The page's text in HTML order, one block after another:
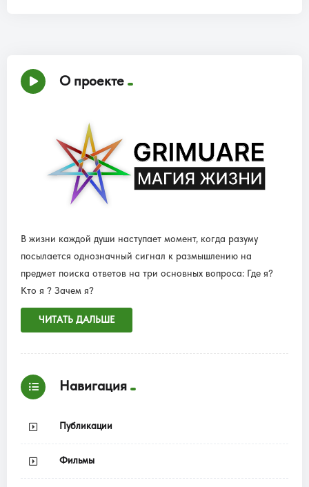
О проекте
В жизни каждой души наступает момент, когда разуму
посылается однозначный сигнал к размышлению на
предмет поиска ответов на три основных вопроса: Где я?
Кто я ? Зачем я?
ЧИТАТЬ ДАЛЬШЕ
Навигация
Публикации
Фильмы